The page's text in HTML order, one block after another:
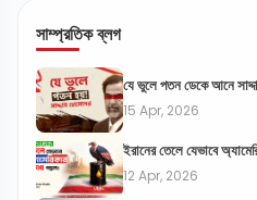
সাম্প্রতিক ব্লগ
যে ভুলে পতন ডেকে আনে
15 Apr, 2026
ইরানের তেলে যেভাবে
12 Apr, 2026